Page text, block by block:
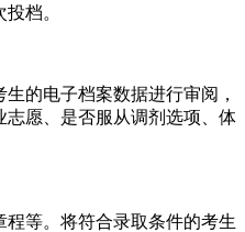
档。
的电子档案数据进行审阅，
愿、是否服从调剂选项、体
等。将符合录取条件的考生